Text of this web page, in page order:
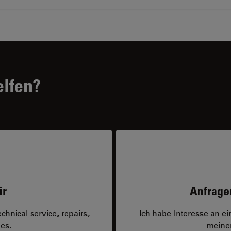
service, repairs,
Ich habe Interesse an